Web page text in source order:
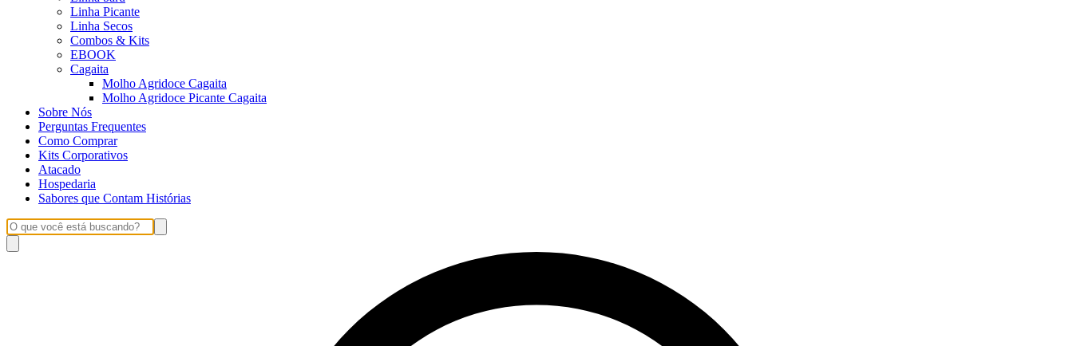
Linha Picante
Linha Secos
Combos & Kits
EBOOK
Cagaita
Molho Agridoce Cagaita
Molho Agridoce Picante Cagaita
Sobre Nós
Perguntas Frequentes
Como Comprar
Kits Corporativos
Atacado
Hospedaria
Sabores que Contam Histórias